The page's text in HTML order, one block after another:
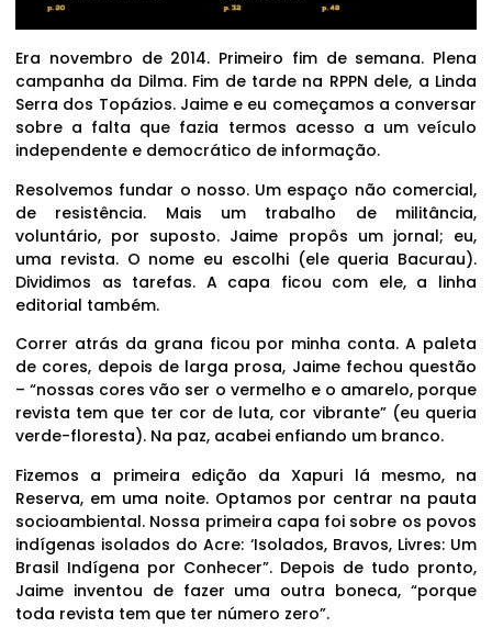
Era novembro de 2014. Primeiro fim de semana. Plena
campanha da Dilma. Fim de tarde na RPPN dele, a Linda
Serra dos Topázios. Jaime e eu começamos a conversar
sobre a falta que fazia termos acesso a um veículo
independente e democrático de informação.
Resolvemos fundar o nosso. Um espaço não comercial,
de resistência. Mais um trabalho de militância,
voluntário, por suposto. Jaime propôs um jornal; eu,
uma revista. O nome eu escolhi (ele queria Bacurau).
Dividimos as tarefas. A capa ficou com ele, a linha
editorial também.
Correr atrás da grana ficou por minha conta. A paleta
de cores, depois de larga prosa, Jaime fechou questão
– “nossas cores vão ser o vermelho e o amarelo, porque
revista tem que ter cor de luta, cor vibrante” (eu queria
verde-floresta). Na paz, acabei enfiando um branco.
Fizemos a primeira edição da Xapuri lá mesmo, na
Reserva, em uma noite. Optamos por centrar na pauta
socioambiental. Nossa primeira capa foi sobre os povos
indígenas isolados do Acre: ‘Isolados, Bravos, Livres: Um
Brasil Indígena por Conhecer”. Depois de tudo pronto,
Jaime inventou de fazer uma outra boneca, “porque
toda revista tem que ter número zero”.